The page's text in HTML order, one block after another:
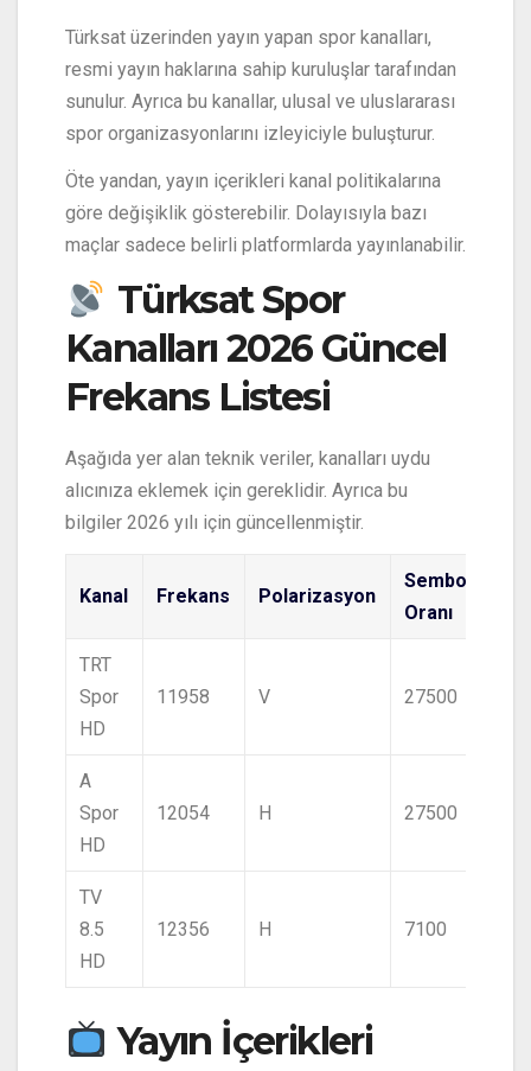
Türksat üzerinden yayın yapan spor kanalları,
resmi yayın haklarına sahip kuruluşlar tarafından
sunulur. Ayrıca bu kanallar, ulusal ve uluslararası
spor organizasyonlarını izleyiciyle buluşturur.
Öte yandan, yayın içerikleri kanal politikalarına
göre değişiklik gösterebilir. Dolayısıyla bazı
maçlar sadece belirli platformlarda yayınlanabilir.
Türksat Spor
Kanalları 2026 Güncel
Frekans Listesi
Aşağıda yer alan teknik veriler, kanalları uydu
alıcınıza eklemek için gereklidir. Ayrıca bu
bilgiler 2026 yılı için güncellenmiştir.
Kanal Frekans Polarizasyon
Sembol
Oranı
TRT
Spor
HD
11958 V 27500
A
Spor
HD
12054 H 27500
TV
8.5
HD
12356 H 7100
Yayın İçerikleri